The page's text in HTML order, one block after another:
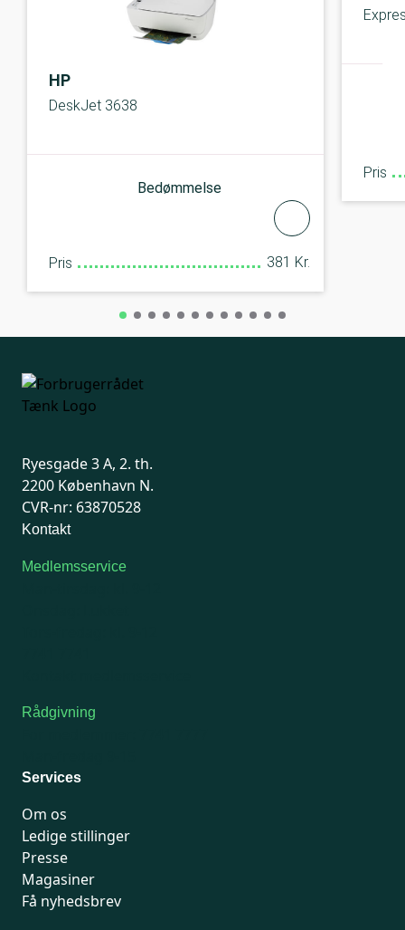
HP
DeskJet 3638
Bedømmelse
Pris 381 Kr.
Pris
Ryesgade 3 A, 2. th.
2200 København N.
CVR-nr: 63870528
Kontakt
Medlemsservice
Rådgivning
Services
Om os
Ledige stillinger
Presse
Magasiner
Få nyhedsbrev